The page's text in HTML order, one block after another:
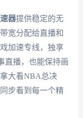
器提供稳定的无
宽分配给直播和
加速专线，独享
直播，也能保持画
大看NBA总决
步看到每一个精